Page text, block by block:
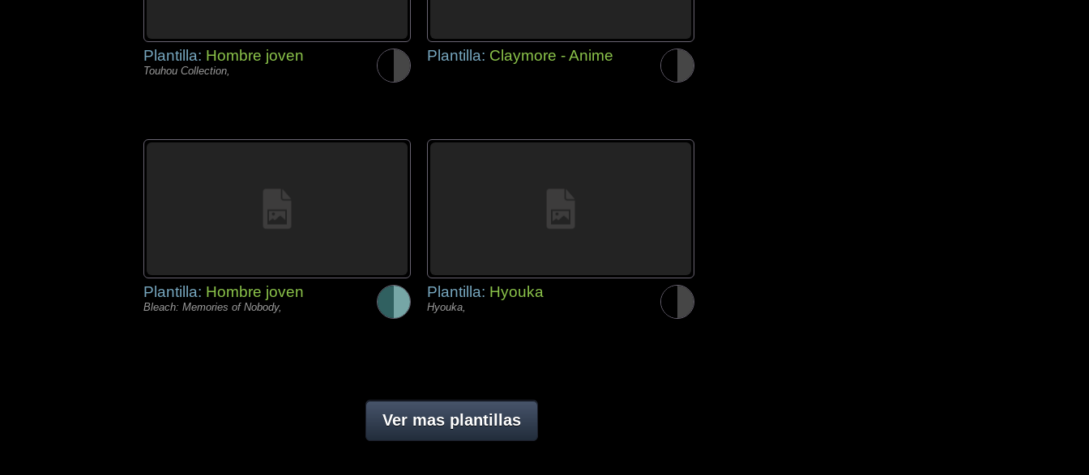
Plantilla: Hombre joven
Touhou Collection,
Plantilla: Claymore - Anime
Plantilla: Hombre joven
Bleach: Memories of Nobody,
Plantilla: Hyouka
Hyouka,
Ver mas plantillas